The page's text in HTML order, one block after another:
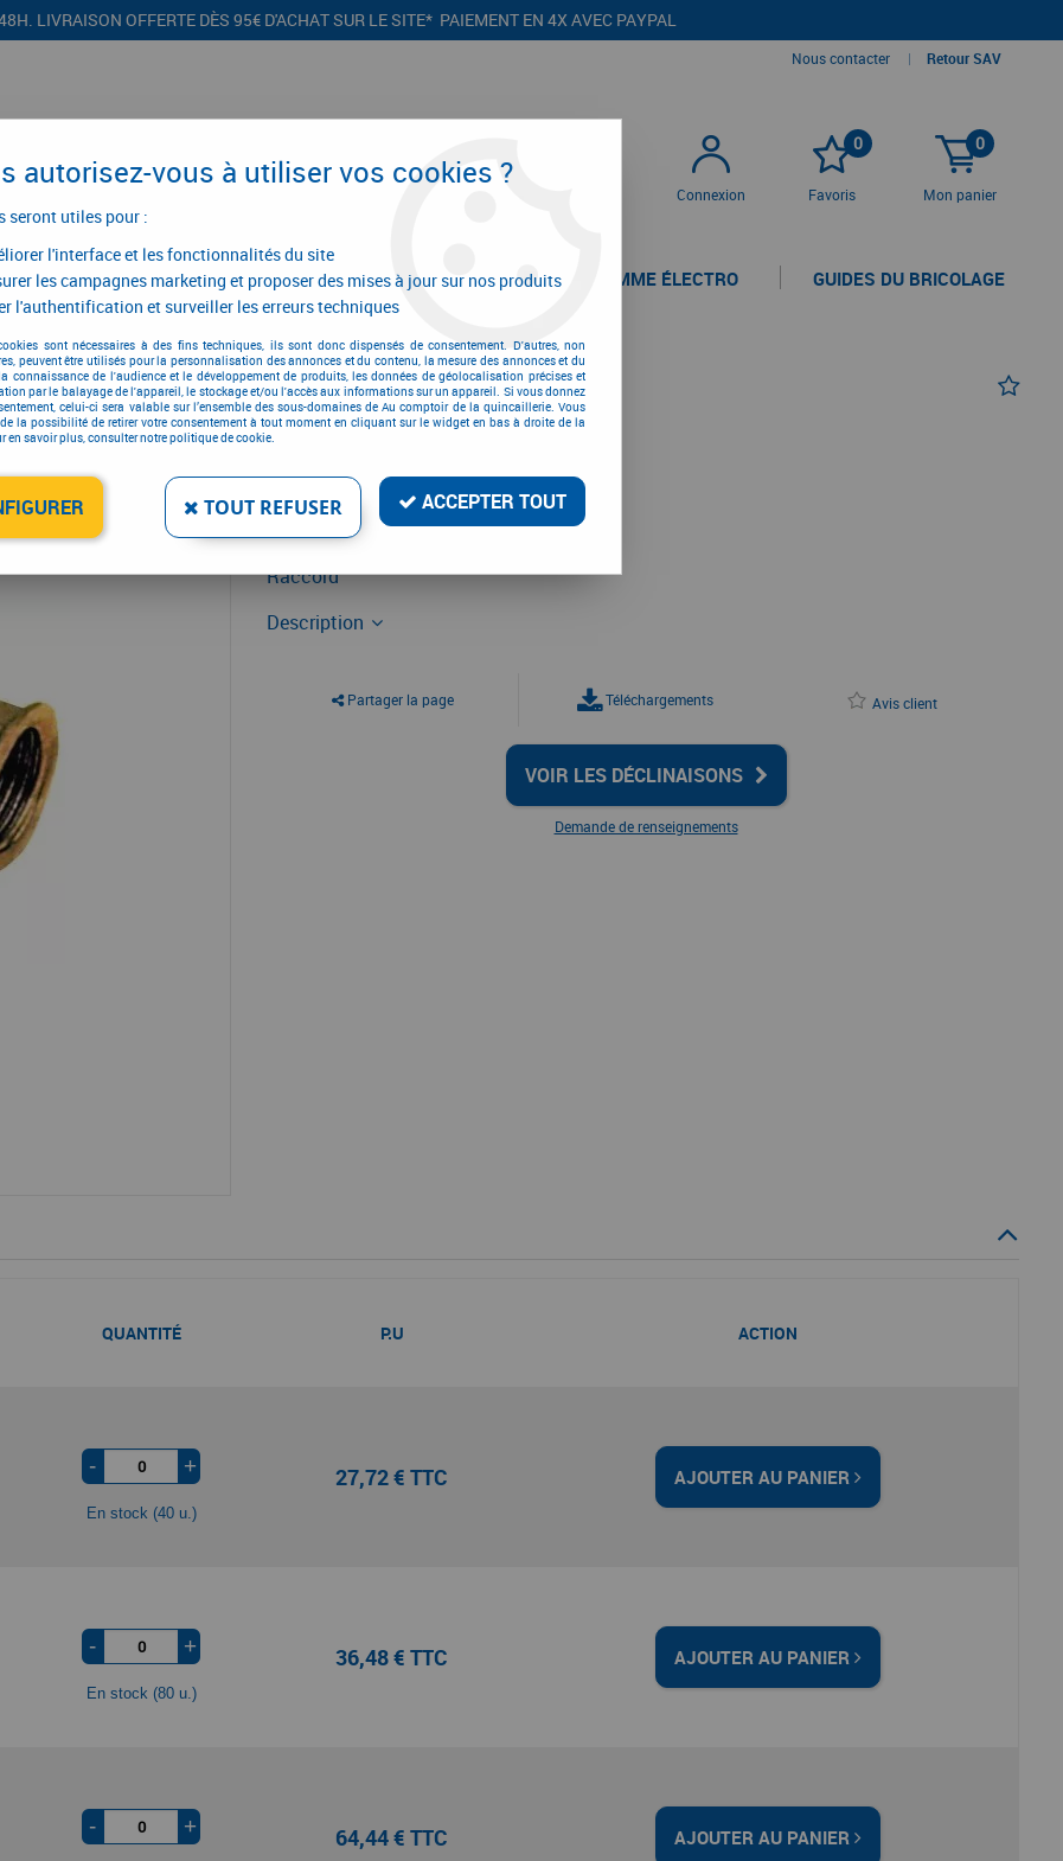
LIVRAISON OFFERTE DÈS 95€ D'ACHAT SUR LE SITE* PAIEMENT EN 4X AVEC PAYPAL
Nous contacter | Retour SAV
Connexion
0
Favoris
0
Mon panier
CONFIGURATEURS PROMOTIONS LA GAMME ÉLECTRO GUIDES DU BRICOLAGE
TÉ FEMELLE 130G
Réf. :
À partir de 16,15€TTC
Raccord
Raccord
Description
Partager la page Téléchargements Avis client
VOIR LES DÉCLINAISONS
Demande de renseignements
QUANTITÉ P.U ACTION
- +
En stock (40 u.)
27,72 € TTC AJOUTER AU PANIER
- +
En stock (80 u.)
36,48 € TTC AJOUTER AU PANIER
- + 64,44 € TTC AJOUTER AU PANIER
autorisez-vous à utiliser vos cookies ?
seront utiles pour :
l'interface et les fonctionnalités du site
les campagnes marketing et proposer des mises à jour sur nos produits
l'authentification et surveiller les erreurs techniques
sont nécessaires à des fins techniques, ils sont donc dispensés de consentement. D'autres, non
peuvent être utilisés pour la personnalisation des annonces et du contenu, la mesure des annonces et du
connaissance de l'audience et le développement de produits, les données de géolocalisation précises et
par le balayage de l'appareil, le stockage et/ou l'accès aux informations sur un appareil. Si vous donnez
celui-ci sera valable sur l’ensemble des sous-domaines de Au comptoir de la quincaillerie. Vous
la possibilité de retirer votre consentement à tout moment en cliquant sur le widget en bas à droite de la
en savoir plus, consulter notre politique de cookie.
TOUT REFUSER ACCEPTER TOUT